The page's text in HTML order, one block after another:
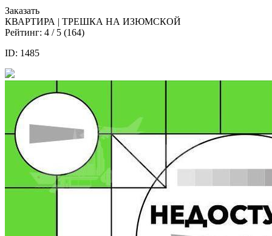
Заказать
КВАРТИРА | ТРЕШКА НА ИЗЮМСКОЙ
Рейтинг: 4 / 5 (164)
ID: 1485